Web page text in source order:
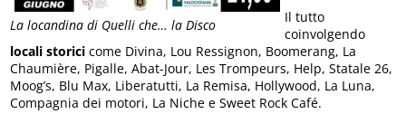
La locandina di Quelli che… la Disco
Il tutto
coinvolgendo
locali storici come Divina, Lou Ressignon, Boomerang, La
Chaumière, Pigalle, Abat-Jour, Les Trompeurs, Help, Statale 26,
Moog’s, Blu Max, Liberatutti, La Remisa, Hollywood, La Luna,
Compagnia dei motori, La Niche e Sweet Rock Café.